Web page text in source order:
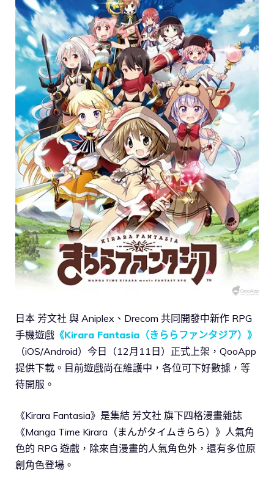
日本 芳文社 與 Aniplex、Drecom 共同開發中新作 RPG
手機遊戲 《Kirara Fantasia（きららファンタジア）》
（iOS/Android）今日（12月11日）正式上架，QooApp
提供下載。目前遊戲尚在維護中，各位可下好數據，等
待開服。
《Kirara Fantasia》是集結 芳文社 旗下四格漫畫雜誌
《Manga Time Kirara（まんがタイムきらら）》人氣角
色的 RPG 遊戲，除來自漫畫的人氣角色外，還有多位原
創角色登場。